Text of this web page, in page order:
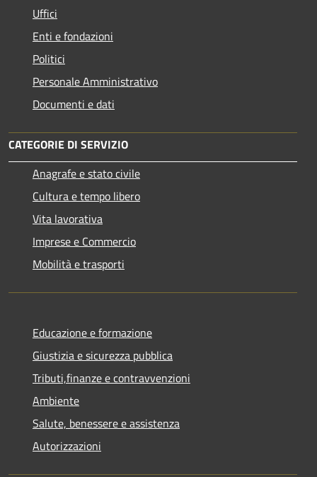
Uffici
Enti e fondazioni
Politici
Personale Amministrativo
Documenti e dati
CATEGORIE DI SERVIZIO
Anagrafe e stato civile
Cultura e tempo libero
Vita lavorativa
Imprese e Commercio
Mobilità e trasporti
Educazione e formazione
Giustizia e sicurezza pubblica
Tributi,finanze e contravvenzioni
Ambiente
Salute, benessere e assistenza
Autorizzazioni